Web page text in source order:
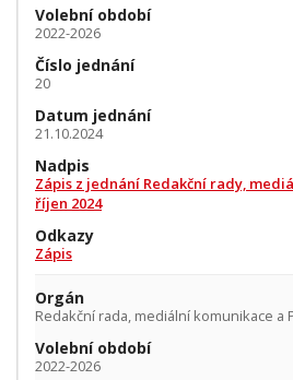
Volební období
2022-2026
Číslo jednání
20
Datum jednání
21.10.2024
Nadpis
Zápis z jednání Redakční rady,
říjen 2024
Odkazy
Zápis
Orgán
Redakční rada, mediální komunikace a
Volební období
2022-2026